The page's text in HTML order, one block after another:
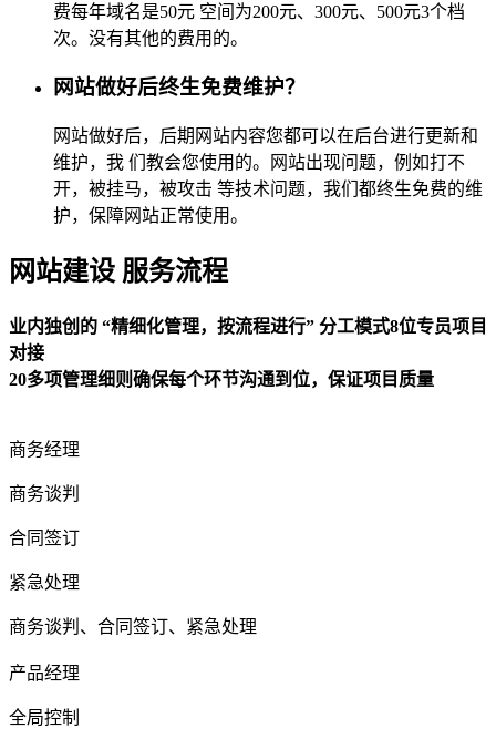
费每年域名是50元 空间为200元、300元、500元3个档
次。没有其他的费用的。
网站做好后终生免费维护？
网站做好后，后期网站内容您都可以在后台进行更新和
维护，我 们教会您使用的。网站出现问题，例如打不
开，被挂马，被攻击 等技术问题，我们都终生免费的维
护，保障网站正常使用。
网站建设 服务流程
业内独创的 “精细化管理，按流程进行” 分工模式8位专员项目
对接
20多项管理细则确保每个环节沟通到位，保证项目质量
商务经理
商务谈判
合同签订
紧急处理
商务谈判、合同签订、紧急处理
产品经理
全局控制